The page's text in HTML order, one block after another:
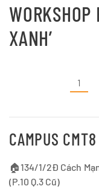
WORKSHOP
XANH’
1
CAMPUS CMT8
🏠134/1/2Đ Cách
(P.10 Q.3 Cũ)